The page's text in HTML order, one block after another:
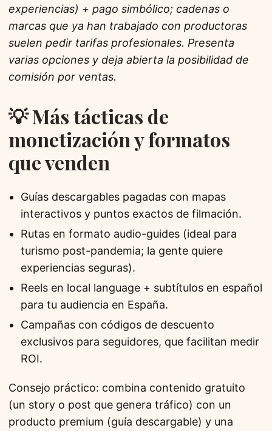
experiencias) + pago simbólico; cadenas o
marcas que ya han trabajado con productoras
suelen pedir tarifas profesionales. Presenta
varias opciones y deja abierta la posibilidad de
comisión por ventas.
💡 Más tácticas de
monetización y formatos
que venden
Guías descargables pagadas con mapas
interactivos y puntos exactos de filmación.
Rutas en formato audio-guides (ideal para
turismo post-pandemia; la gente quiere
experiencias seguras).
Reels en local language + subtítulos en español
para tu audiencia en España.
Campañas con códigos de descuento
exclusivos para seguidores, que facilitan medir
ROI.
Consejo práctico: combina contenido gratuito
(un story o post que genera tráfico) con un
producto premium (guía descargable) y una